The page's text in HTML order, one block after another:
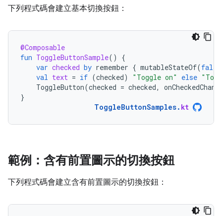
下列程式碼會建立基本切換按鈕：
@Composable
fun ToggleButtonSample()
{
var checked by remember { mutableStateOf(false
val text = if (checked) "Toggle on" else
ToggleButton(checked = checked,
}
ToggleButtonSamples. kt
範例：含有前置圖示的切換按鈕
下列程式碼會建立含有前置圖示的切換按鈕：